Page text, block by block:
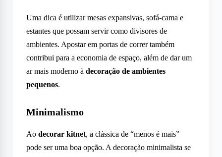
Uma dica é utilizar mesas expansivas, sofá-cama e
estantes que possam servir como divisores de
ambientes. Apostar em portas de correr também
contribui para a economia de espaço, além de dar um
ar mais moderno à decoração de ambientes
pequenos.
Minimalismo
Ao decorar kitnet, a clássica de “menos é mais”
pode ser uma boa opção. A decoração minimalista se